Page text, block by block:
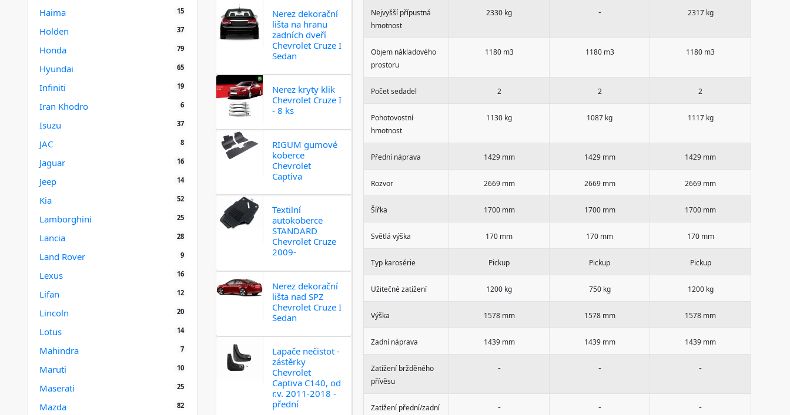
Haima 15
Holden 37
Honda 79
Hyundai 65
Infiniti 19
Iran Khodro 6
Isuzu 37
JAC 8
Jaguar 16
Jeep 14
Kia 52
Lamborghini 25
Lancia 28
Land Rover 9
Lexus 16
Lifan 12
Lincoln 20
Lotus 14
Mahindra 7
Maruti 10
Maserati 25
Mazda 82
Nerez dekorační
lišta na hranu
zadních dveří
Chevrolet Cruze I
Sedan
Nerez kryty klik
Chevrolet Cruze I
- 8 ks
RIGUM gumové
koberce
Chevrolet
Captiva
Textilní
autokoberce
STANDARD
Chevrolet Cruze
2009-
Nerez dekorační
lišta nad SPZ
Chevrolet Cruze I
Sedan
Lapače nečistot -
zástěrky
Chevrolet
Captiva C140, od
r.v. 2011-2018 -
přední
Nejvyšší přípustná
hmotnost
2330 kg - 2317 kg
Objem nákladového
prostoru
1180 m3 1180 m3 1180 m3
Počet sedadel 2 2 2
Pohotovostní
hmotnost
1130 kg 1087 kg 1117 kg
Přední náprava 1429 mm 1429 mm 1429 mm
Rozvor 2669 mm 2669 mm 2669 mm
Šířka 1700 mm 1700 mm 1700 mm
Světlá výška 170 mm 170 mm 170 mm
Typ karosérie Pickup Pickup Pickup
Užitečné zatížení 1200 kg 750 kg 1200 kg
Výška 1578 mm 1578 mm 1578 mm
Zadní náprava 1439 mm 1439 mm 1439 mm
Zatížení bržděného
přívěsu
- - -
Zatížení přední/zadní
- - -